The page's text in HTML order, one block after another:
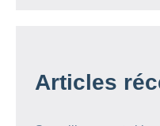
Articles